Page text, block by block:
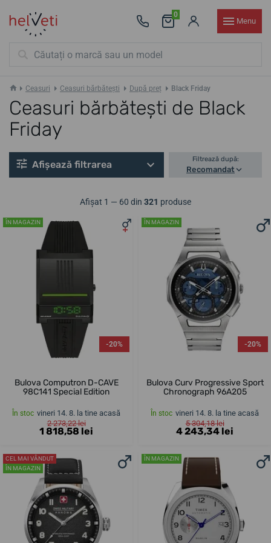
0
Menu
Ceasuri Ceasuri bărbătești După preț Black Friday
Ceasuri bărbătești de Black
Friday
Afișează filtrarea Filtrează după:
Recomandat
Afișat 1 — 60 din 321 produse
ÎN MAGAZIN
-20%
Bulova Computron D-CAVE
98C141 Special Edition
În stoc vineri 14. 8. la tine acasă
2 273,22 lei
1 818,58 lei
ÎN MAGAZIN
-20%
Bulova Curv Progressive Sport
Chronograph 96A205
În stoc vineri 14. 8. la tine acasă
5 304,18 lei
4 243,34 lei
CEL MAI VÂNDUT
ÎN MAGAZIN
ÎN MAGAZIN